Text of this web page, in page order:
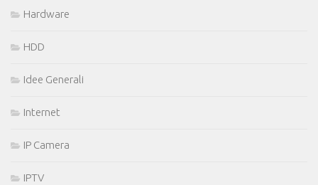
Hardware
HDD
Idee Generali
Internet
IP Camera
IPTV